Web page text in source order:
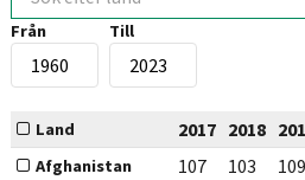
Från Till
Land 2017 2018
Afghanistan 107 103 109